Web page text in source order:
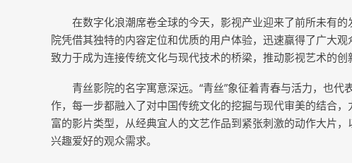
在数字化浪潮席卷全球的今天，影视产业迎来了前所未有
院凭借其独特的内容定位和优质的用户体验，迅速赢得了广大
致力于成为连接传统文化与现代技术的桥梁，推动影视艺术的创
青丝影院的名字寓意深远。“青丝”象征着青春与活力，也
作，每一步都融入了对中国传统文化的挖掘与现代审美的结合
富的影片类型，从经典宜人的文艺作品到紧张刺激的动作大片
兴趣爱好的观众需求。